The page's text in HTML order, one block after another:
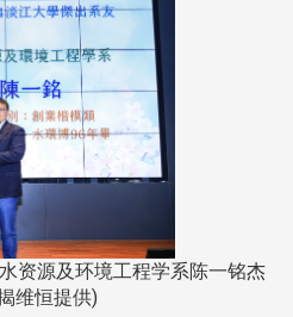
资源及环境工程学系陈一铭杰
维恒提供)​​​​​​​